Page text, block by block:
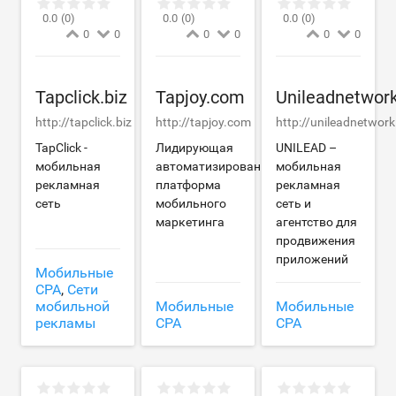
0.0 (0)
0
0
Tapclick.biz
http://tapclick.biz
TapClick -
мобильная
рекламная
сеть
Мобильные
CPA, Сети
мобильной
рекламы
0.0 (0)
0
0
Tapjoy.com
http://tapjoy.com
Лидирующая
автоматизированная
платформа
мобильного
маркетинга
Мобильные
CPA
0.0 (0)
0
0
http://
UNILEAD –
мобильная
рекламная
сеть и
агентство для
продвижения
приложений
Мобильные
CPA